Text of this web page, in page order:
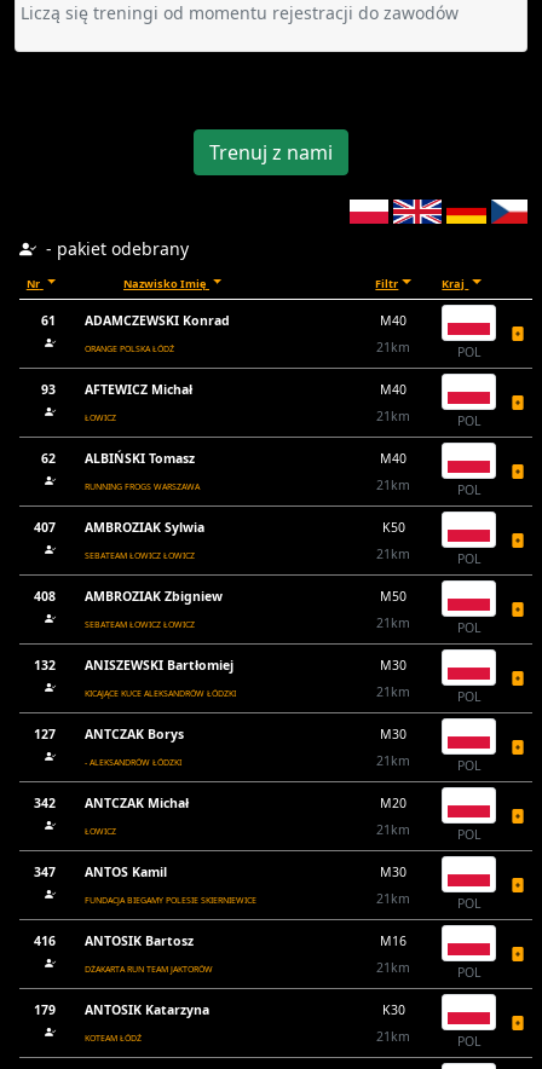
Liczą się treningi od momentu rejestracji do zawodów
Trenuj z nami
- pakiet odebrany
Nr Nazwisko Imię Filtr Kraj
61 ADAMCZEWSKI Konrad
ORANGE POLSKA ŁÓDŹ
M40
21km
POL
93 AFTEWICZ Michał
ŁOWICZ
M40
21km
POL
62 ALBIŃSKI Tomasz
RUNNING FROGS WARSZAWA
M40
21km
POL
407 AMBROZIAK Sylwia
SEBATEAM ŁOWICZ ŁOWICZ
K50
21km
POL
408 AMBROZIAK Zbigniew
SEBATEAM ŁOWICZ ŁOWICZ
M50
21km
POL
132 ANISZEWSKI Bartłomiej
KICAJĄCE KUCE ALEKSANDRÓW ŁÓDZKI
M30
21km
POL
127 ANTCZAK Borys
- ALEKSANDRÓW ŁÓDZKI
M30
21km
POL
342 ANTCZAK Michał
ŁOWICZ
M20
21km
POL
347 ANTOS Kamil
FUNDACJA BIEGAMY POLESIE SKIERNIEWICE
M30
21km
POL
416 ANTOSIK Bartosz
DŻAKARTA RUN TEAM JAKTORÓW
M16
21km
POL
179 ANTOSIK Katarzyna
KOTEAM ŁÓDŹ
K30
21km
POL